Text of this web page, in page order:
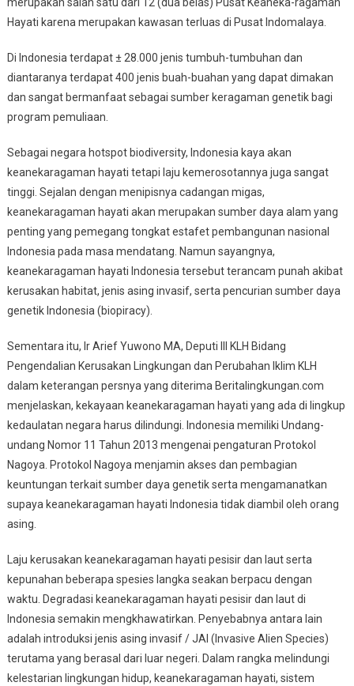
Hayati karena merupakan kawasan terluas di Pusat Indomalaya.
Di Indonesia terdapat ± 28.000 jenis tumbuh-tumbuhan dan
diantaranya terdapat 400 jenis buah-buahan yang dapat dimakan
dan sangat bermanfaat sebagai sumber keragaman genetik bagi
program pemuliaan.
Sebagai negara hotspot biodiversity, Indonesia kaya akan
keanekaragaman hayati tetapi laju kemerosotannya juga sangat
tinggi. Sejalan dengan menipisnya cadangan migas,
keanekaragaman hayati akan merupakan sumber daya alam yang
penting yang pemegang tongkat estafet pembangunan nasional
Indonesia pada masa mendatang. Namun sayangnya,
keanekaragaman hayati Indonesia tersebut terancam punah akibat
kerusakan habitat, jenis asing invasif, serta pencurian sumber daya
genetik Indonesia (biopiracy).
Sementara itu, Ir Arief Yuwono MA, Deputi III KLH Bidang
Pengendalian Kerusakan Lingkungan dan Perubahan Iklim KLH
dalam keterangan persnya yang diterima Beritalingkungan.com
menjelaskan, kekayaan keanekaragaman hayati yang ada di lingkup
kedaulatan negara harus dilindungi. Indonesia memiliki Undang-
undang Nomor 11 Tahun 2013 mengenai pengaturan Protokol
Nagoya. Protokol Nagoya menjamin akses dan pembagian
keuntungan terkait sumber daya genetik serta mengamanatkan
supaya keanekaragaman hayati Indonesia tidak diambil oleh orang
asing.
Laju kerusakan keanekaragaman hayati pesisir dan laut serta
kepunahan beberapa spesies langka seakan berpacu dengan
waktu. Degradasi keanekaragaman hayati pesisir dan laut di
Indonesia semakin mengkhawatirkan. Penyebabnya antara lain
adalah introduksi jenis asing invasif / JAI (Invasive Alien Species)
terutama yang berasal dari luar negeri. Dalam rangka melindungi
kelestarian lingkungan hidup, keanekaragaman hayati, sistem